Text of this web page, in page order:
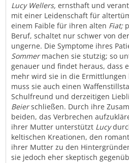
Lucy Wellers, ernsthaft und
mit einer Leidenschaft für
einem Faible für ihren alten Fiat;
Beruf, schaltet nur schwer von
ungerne. Die Symptome ihres
Sommermachen sie stutzig; so
genauer und findet heraus, dass
mehr wird sie in die Ermittlungen
muss sie auch einen
Schulfreund und derzeitigen
Beierschließen. Durch ihre
beiden, das Verbrechen
ihrer Mutter unterstützt Lucy
keltischen Kreationen, den
ihrer Mutter zu den
sie jedoch eher skeptisch